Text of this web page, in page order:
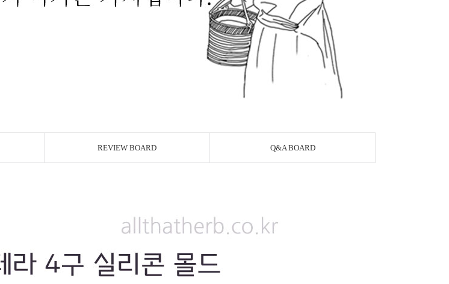
REVIEW BOARD Q&A BOARD